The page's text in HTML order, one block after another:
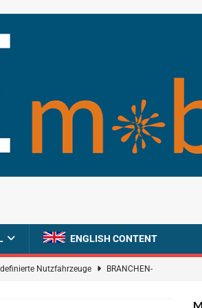
ENGLISH CONTENT
Nutzfahrzeuge BRANCHEN-